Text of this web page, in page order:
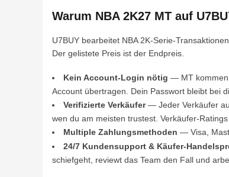
Warum NBA 2K27 MT auf
U7BUY bearbeitet NBA 2K-Serie-
Der gelistete Preis ist der Endpreis.
Kein Account-Login nötig — MT kommen
Account übertragen. Dein Passwort bleibt bei
Verifizierte Verkäufer— Jeder Verkäufer
wen du am meisten trustest. Verkäufer-
Multiple Zahlungsmethoden — Visa,
24/7 Kundensupport & Käufer-
schiefgeht, reviewt das Team den Fall und